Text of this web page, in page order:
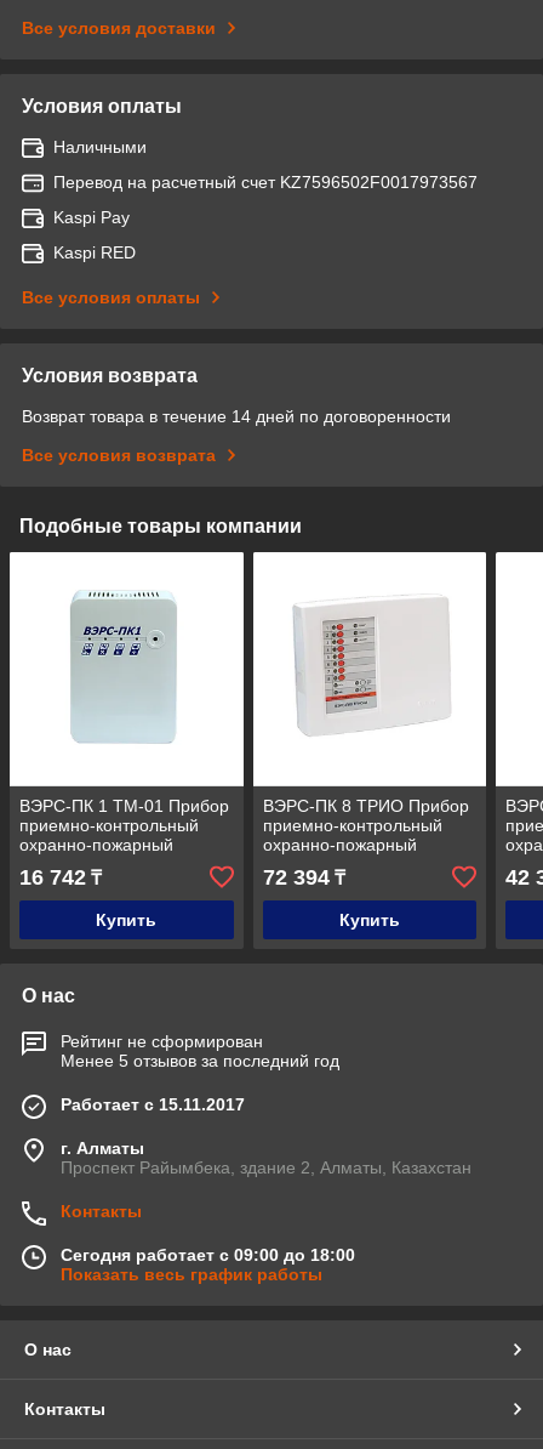
Все условия доставки
Условия оплаты
Наличными
Перевод на расчетный счет KZ7596502F0017973567
Kaspi Pay
Kaspi RED
Все условия оплаты
Условия возврата
Возврат товара в течение 14 дней по договоренности
Все условия возврата
Подобные товары компании
ВЭРС-ПК 1 ТМ-01 Прибор
приемно-контрольный
охранно-пожарный
16 742 ₸
Купить
ВЭРС-ПК 8 ТРИО Прибор
приемно-контрольный
охранно-пожарный
72 394₸
Купить
42
О нас
Рейтинг не сформирован
Менее 5 отзывов за последний год
Работает с 15.11.2017
г. Алматы
Проспект Райымбека, здание 2, Алматы, Казахстан
Контакты
Сегодня работает с 09:00 до 18:00
Показать весь график работы
О нас
Контакты